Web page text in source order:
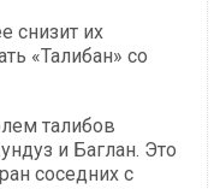
снизит их
«Талибан» со
талибов
и Баглан. Это
соседних с